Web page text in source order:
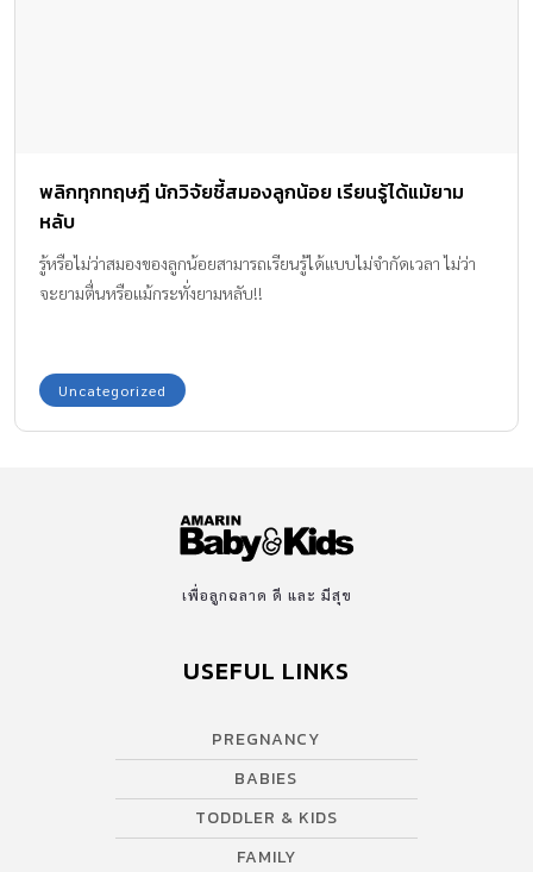
พลิกทุกทฤษฎี นักวิจัยชี้สมองลูกน้อย เรียนรู้ได้แม้ยาม
หลับ
รู้หรือไม่ว่าสมองของลูกน้อยสามารถเรียนรู้ได้แบบไม่จำกัดเวลา ไม่ว่า
จะยามตื่นหรือแม้กระทั่งยามหลับ!!
Uncategorized
เพื่อลูกฉลาด ดี และ มีสุข
USEFUL LINKS
PREGNANCY
BABIES
TODDLER & KIDS
FAMILY